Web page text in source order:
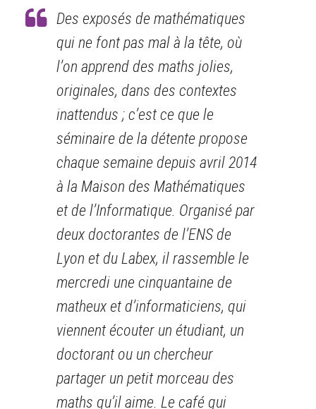
Des exposés de mathématiques
qui ne font pas mal à la tête, où
l’on apprend des maths jolies,
originales, dans des contextes
inattendus ; c’est ce que le
séminaire de la détente propose
chaque semaine depuis avril 2014
à la Maison des Mathématiques
et de l’Informatique. Organisé par
deux doctorantes de l’ENS de
Lyon et du Labex, il rassemble le
mercredi une cinquantaine de
matheux et d’informaticiens, qui
viennent écouter un étudiant, un
doctorant ou un chercheur
partager un petit morceau des
maths qu’il aime. Le café qui